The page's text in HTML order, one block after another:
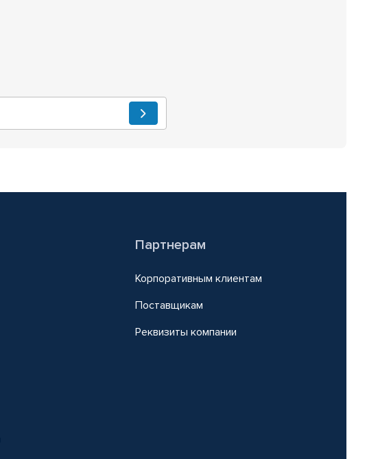
Партнерам
Корпоративным клиентам
Поставщикам
Реквизиты компании